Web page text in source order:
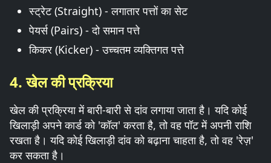
स्ट्रेट (Straight) - लगातार पत्तों का सेट
पेयर्स (Pairs) - दो समान पत्ते
किकर (Kicker) - उच्चतम व्यक्तिगत पत्ते
4. खेल की प्रक्रिया
खेल की प्रक्रिया में बारी-बारी से दांव लगाया जाता है। यदि कोई
खिलाड़ी अपने कार्ड को 'कॉल' करता है, तो वह पॉट में अपनी राशि
रखता है। यदि कोई खिलाड़ी दांव को बढ़ाना चाहता है, तो वह 'रेज़'
कर सकता है।